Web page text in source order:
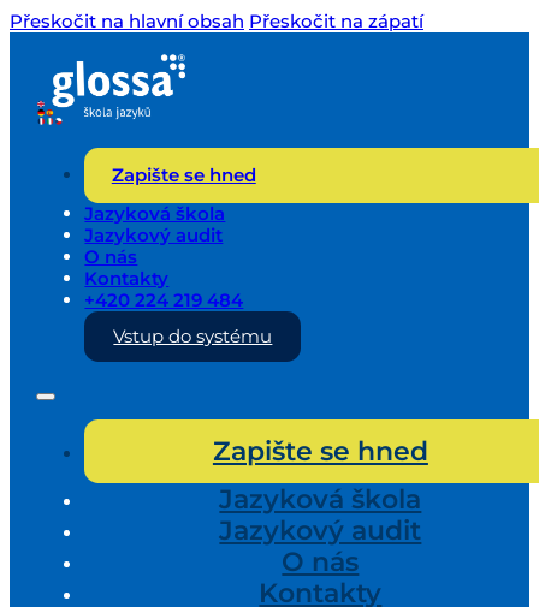
Přeskočit na hlavní obsah Přeskočit na zápatí
Zapište se hned
Jazyková škola
Jazykový audit
O nás
Kontakty
+420 224 219 484
Vstup do systému
Zapište se hned
Jazyková škola
Jazykový audit
O nás
Kontakty